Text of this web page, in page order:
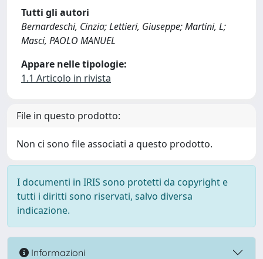
Tutti gli autori
Bernardeschi, Cinzia; Lettieri, Giuseppe; Martini, L;
Masci, PAOLO MANUEL
Appare nelle tipologie:
1.1 Articolo in rivista
File in questo prodotto:
Non ci sono file associati a questo prodotto.
I documenti in IRIS sono protetti da copyright e
tutti i diritti sono riservati, salvo diversa
indicazione.
Informazioni